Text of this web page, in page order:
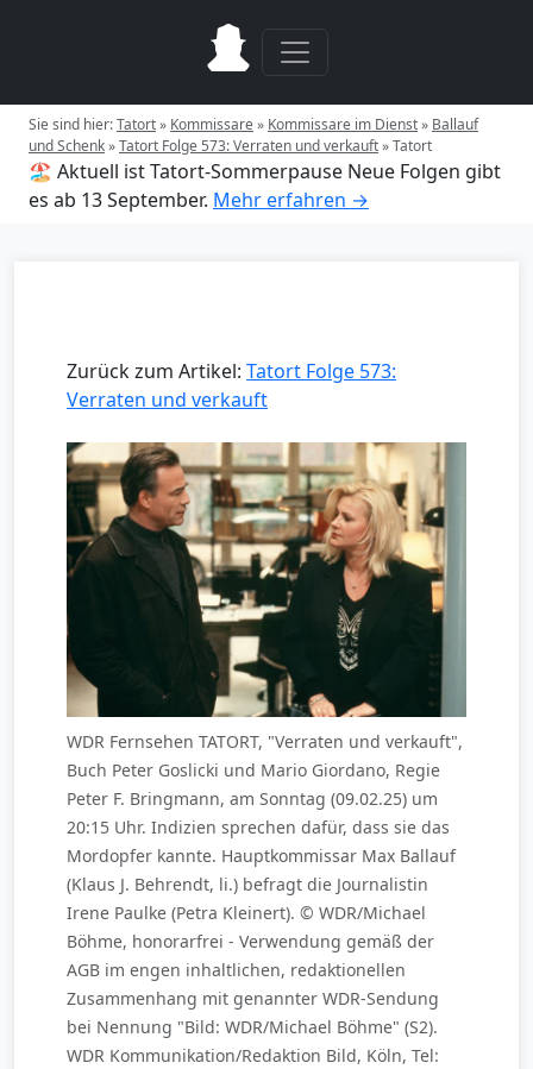
Sie sind hier:Tatort» Kommissare» Kommissare im Dienst» Ballauf
und Schenk»Tatort Folge 573: Verraten und verkauft»Tatort
🏖️ Aktuell ist Tatort-Sommerpause Neue Folgen gibt
es ab 13 September. Mehr erfahren →
Zurück zum Artikel: Tatort Folge 573:
Verraten und verkauft
WDR Fernsehen TATORT, "Verraten und verkauft",
Buch Peter Goslicki und Mario Giordano, Regie
Peter F. Bringmann, am Sonntag (09.02.25) um
20:15 Uhr. Indizien sprechen dafür, dass sie das
Mordopfer kannte. Hauptkommissar Max Ballauf
(Klaus J. Behrendt, li.) befragt die Journalistin
Irene Paulke (Petra Kleinert). © WDR/Michael
Böhme, honorarfrei - Verwendung gemäß der
AGB im engen inhaltlichen, redaktionellen
Zusammenhang mit genannter WDR-Sendung
bei Nennung "Bild: WDR/Michael Böhme" (S2).
WDR Kommunikation/Redaktion Bild, Köln, Tel: